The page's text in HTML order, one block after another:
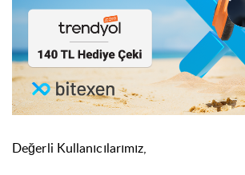
Değerli Kullanıcılarımız,